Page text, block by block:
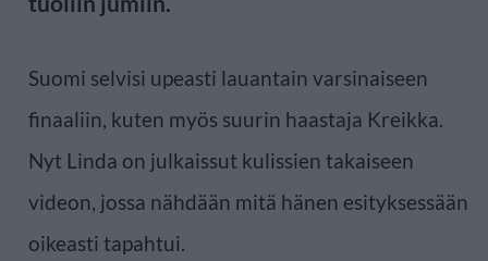
Suomi selvisi upeasti lauantain varsinaiseen
finaaliin, kuten myös suurin haastaja Kreikka.
Nyt Linda on julkaissut kulissien takaiseen
videon, jossa nähdään mitä hänen esityksessään
oikeasti tapahtui.